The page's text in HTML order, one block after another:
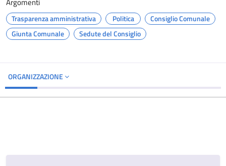
Trasparenza amministrativa Politica
Consiglio Comunale
Giunta Comunale
Sedute del Consiglio
ORGANIZZAZIONE